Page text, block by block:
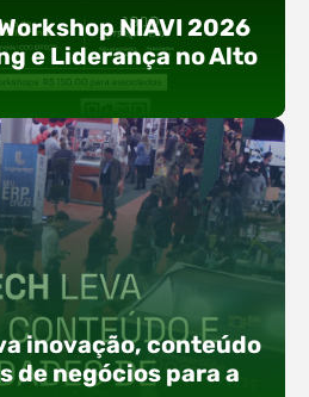
NIAVI 2026
e Liderança no Alto
a produtividade, a
nas empresas do
Tecnologia da Informação
realiza a edição
inovação, conteúdo
de negócios para a